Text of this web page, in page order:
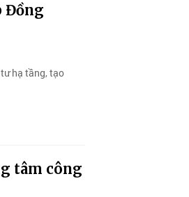
Đồng
hạ tầng, tạo
tâm công